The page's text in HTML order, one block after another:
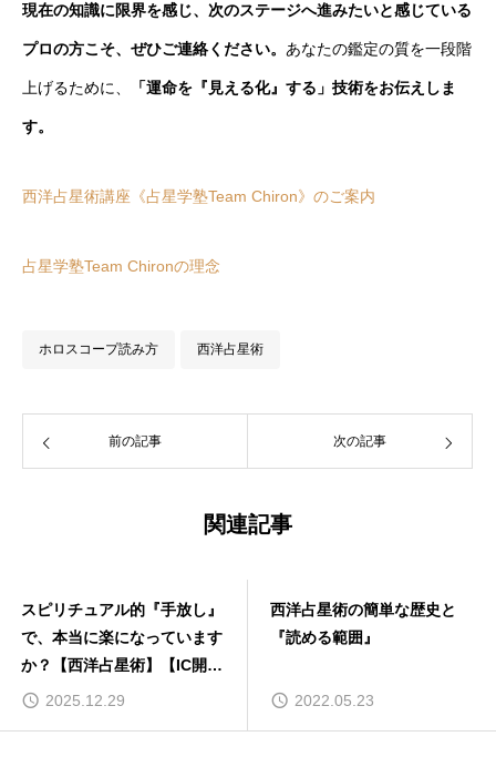
現在の知識に限界を感じ、次のステージへ進みたいと感じている
プロの方こそ、ぜひご連絡ください。 あなたの鑑定の質を一段階
上げるために、 「運命を『見える化』する」技術をお伝えしま
す。
西洋占星術講座《占星学塾Team Chiron》のご案内
占星学塾Team Chironの理念
ホロスコープ読み方 西洋占星術
前の記事 次の記事
関連記事
スピリチュアル的『手放し』
で、本当に楽になっています
か？【西洋占星術】【IC開放
／キロン／月】
2025.12.29
西洋占星術の簡単な歴史と
『読める範囲』
2022.05.23